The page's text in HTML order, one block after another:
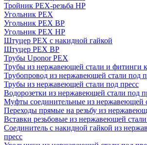
Тройник PEX-резьба НР
Угольник PEX
Угольник PEX ВР
Угольник PEX НР
Штуцер PEX c накидной гайкой
Штуцер PEX ВР
Трубы Uponor PEX
Трубы из нержавеющей стали и фитинги
Трубопровод из нержавеющей стали под
Трубы из нержавеющей стали под пресс
Водорозетки из нержавеющей стали под
Муфты соединительные из нержавеющей
Переходы прямые на резьбу из
Вставки резьбовые из нержавеющей
Соединитель с накидной гайкой из
пресс